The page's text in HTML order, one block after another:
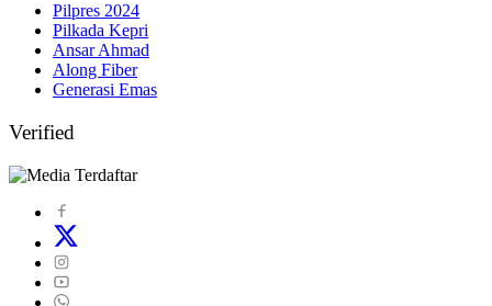
Pilpres 2024
Pilkada Kepri
Ansar Ahmad
Along Fiber
Generasi Emas
Verified